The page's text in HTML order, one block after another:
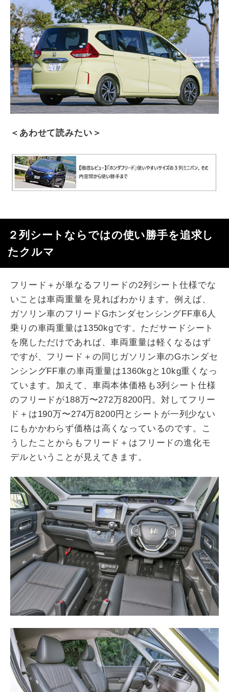
＜あわせて読みたい＞
２列シートならではの使い勝手を追求し
たクルマ
フリード＋が単なるフリードの2列シート仕様でな
いことは車両重量を見ればわかります。例えば、
ガソリン車のフリードGホンダセンシングFF車6人
乗りの車両重量は1350kgです。ただサードシート
を廃しただけであれば、車両重量は軽くなるはず
ですが、フリード＋の同じガソリン車のGホンダセ
ンシングFF車の車両重量は1360kgと10kg重くなっ
ています。加えて、車両本体価格も3列シート仕様
のフリードが188万〜272万8200円。対してフリー
ド＋は190万〜274万8200円とシートが一列少ない
にもかかわらず価格は高くなっているのです。こ
うしたことからもフリード＋はフリードの進化モ
デルということが見えてきます。